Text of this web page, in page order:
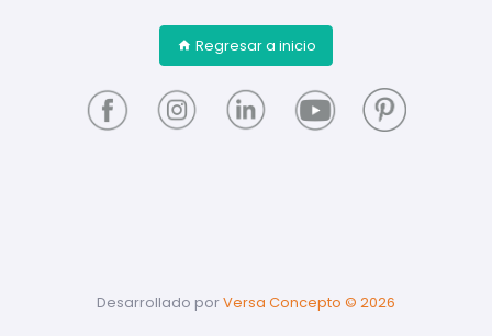
Regresar a inicio
Desarrollado porVersa Concepto © 2026